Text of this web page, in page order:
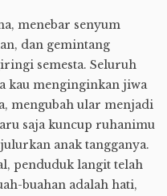
menebar senyum
dan gemintang
semesta. Seluruh
kau menginginkan jiwa
mengubah ular menjadi
saja kuncup ruhanimu
anak tangganya.
penduduk langit telah
buahan adalah hati,